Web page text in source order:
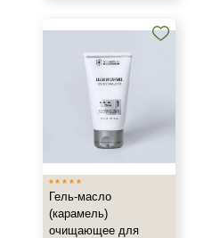
Комбинированная
Любой возраст
Любой возраст (от 18 лет)
После 20
Гель-масло
(карамель)
очищающее для